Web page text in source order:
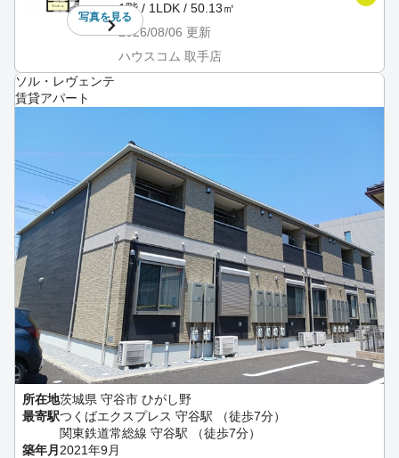
写真を見る
1階 / 1LDK / 50.13㎡
2026/08/06 更新
ハウスコム 取手店
ソル・レヴェンテ
賃貸アパート
所在地茨城県 守谷市 ひがし野
最寄駅つくばエクスプレス 守谷駅 （徒歩7分）
関東鉄道常総線 守谷駅 （徒歩7分）
築年月2021年9月